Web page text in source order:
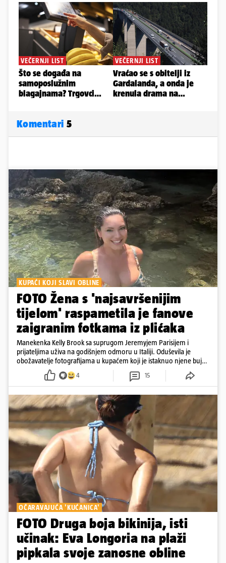
Komentari 5
KUPAĆI KOJI SLAVI OBLINE
FOTO Žena s 'najsavršenijim
tijelom' raspametila je fanove
zaigranim fotkama iz plićaka
Manekenka Kelly Brook sa suprugom Jeremyjem Parisijem i
prijateljima uživa na godišnjem odmoru u Italiji. Oduševila je
obožavatelje fotografijama u kupaćem koji je istaknuo njene bujne
4 15
OČARAVAJUĆA 'KUĆANICA'
FOTO Druga boja bikinija, isti
učinak: Eva Longoria na plaži
pipkala svoje zanosne obline